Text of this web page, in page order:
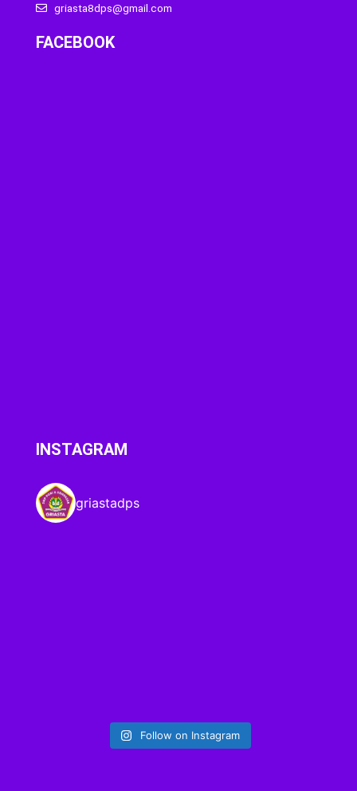
griasta8dps@gmail.com
FACEBOOK
INSTAGRAM
griastadps
Follow on Instagram